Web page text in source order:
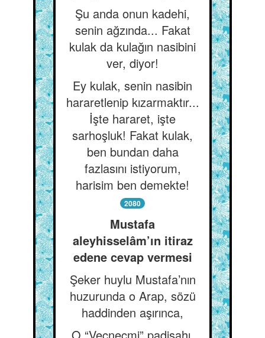
Şu anda onun kadehi,
senin ağzında... Fakat
kulak da kulağın nasibini
ver, diyor!
Ey kulak, senin nasibin
hararetlenip kızarmaktır...
İşte hararet, işte
sarhoşluk! Fakat kulak,
ben bundan daha
fazlasını istiyorum,
harisim ben demekte!
2080
Mustafa
aleyhisselâm’ın itiraz
edene cevap vermesi
Şeker huylu Mustafa’nın
huzurunda o Arap, sözü
haddinden aşırınca,